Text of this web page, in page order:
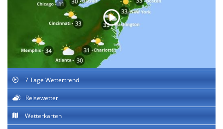
7 Tage Wettertrend
Reisewetter
Wetterkarten